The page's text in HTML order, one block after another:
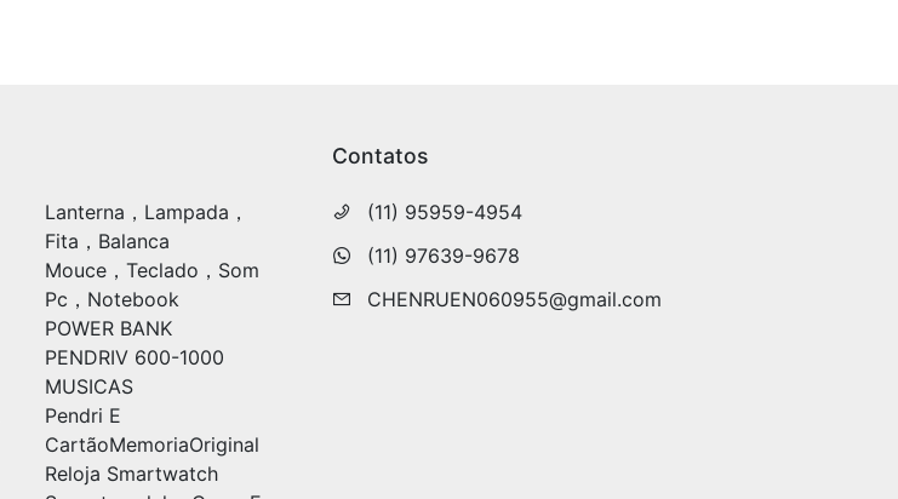
Lanterna，Lampada，
Fita，Balanca
Mouce，Teclado，Som
Pc，Notebook
POWER BANK
PENDRIV 600-1000
MUSICAS
Pendri E
CartãoMemoriaOriginal
Reloja Smartwatch
Contatos
(11) 95959-4954
(11) 97639-9678
CHENRUEN060955@gmail.com